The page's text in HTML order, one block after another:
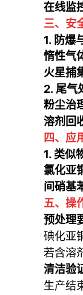
在线监
三、安
1. 防爆
惰性气
火星捕
2. 尾气
粉尘治
溶剂回
四、应
1. 类似
氯化亚
间硝基
五、操
预处理
碘化亚
若含溶
清洁验
生产结